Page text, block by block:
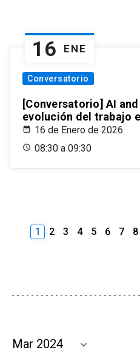
16 ENE
Conversatorio
[Conversatorio] AI
evolución del trabajo
16 de Enero de 2026
08:30 a 09:30
1 2 3 4 5 6 7 8